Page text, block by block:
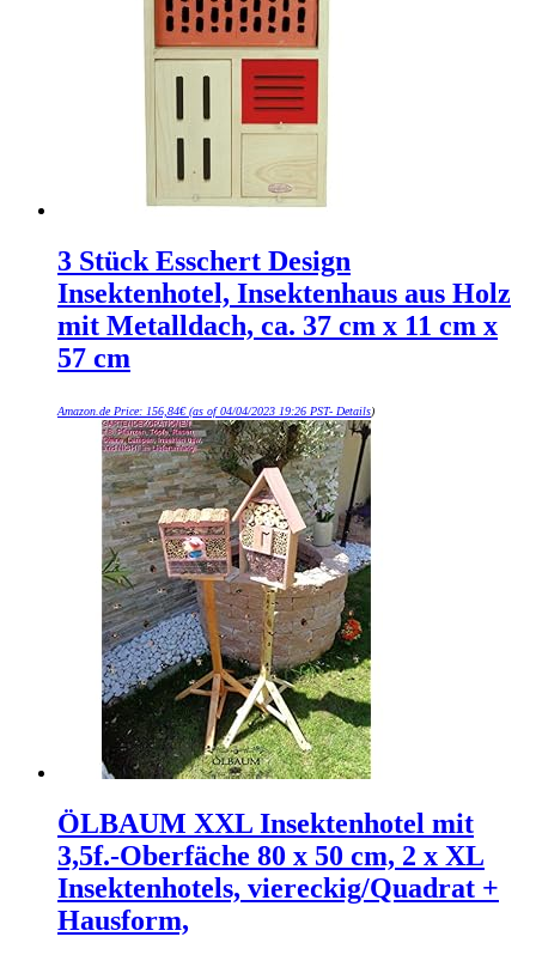
3 Stück Esschert Design
Insektenhotel, Insektenhaus aus Holz
mit Metalldach, ca. 37 cm x 11 cm x
57 cm
Amazon.de Price: 156,84€(as of 04/04/2023 19:26 PST- Details)
ÖLBAUM XXL Insektenhotel mit
3,5f.-Oberfäche 80 x 50 cm, 2 x XL
Insektenhotels, viereckig/Quadrat +
Hausform,